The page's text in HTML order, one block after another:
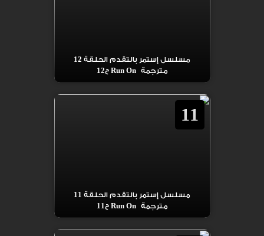
مسلسل إستمر بالتقدم الحلقة 12
مترجمة Run On ح12
11
مسلسل إستمر بالتقدم الحلقة 11
مترجمة Run On ح11